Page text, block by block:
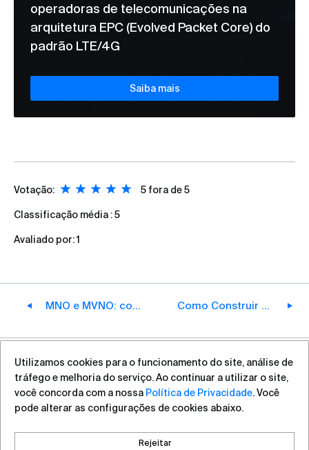
operadoras de telecomunicações na
arquitetura EPC (Evolved Packet Core) do
padrão LTE/4G
Saiba mais
Votação: 5 fora de 5
Classificação média :5
Avaliado por:1
MNO e MVNO: como o mercado de comunicações móveis evoluiu Como Construir uma Operadora Móvel em 2026
Direitos autorais ©2026, VAS Experts
Saint Petersburg, Liteyniy Avenue, 26A
+7 (812) 313-88-54 sales@vas.expert
Utilizamos cookies para o funcionamento do site, análise de
tráfego e melhoria do serviço. Ao continuar a utilizar o site,
você concorda com a nossa Política de Privacidade. Você
pode alterar as configurações de cookies abaixo.
Rejeitar